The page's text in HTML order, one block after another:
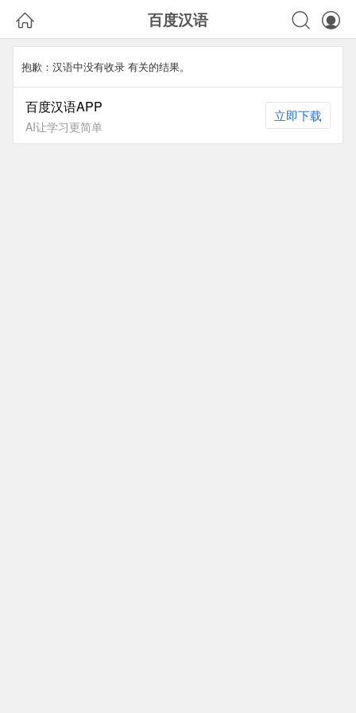
 百度汉语 

抱歉：汉语中没有收录 有关的结果。
百度汉语APP
AI让学习更简单
立即下载